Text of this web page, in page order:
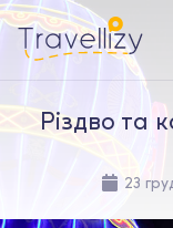
Різдво та
23